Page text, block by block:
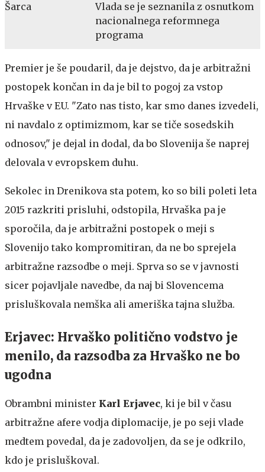
Vlada se je seznanila z osnutkom
nacionalnega reformnega
programa
Premier je še poudaril, da je dejstvo, da je arbitražni
postopek končan in da je bil to pogoj za vstop
Hrvaške v EU. "Zato nas tisto, kar smo danes izvedeli,
ni navdalo z optimizmom, kar se tiče sosedskih
odnosov," je dejal in dodal, da bo Slovenija še naprej
delovala v evropskem duhu.
Sekolec in Drenikova sta potem, ko so bili poleti leta
2015 razkriti prisluhi, odstopila, Hrvaška pa je
sporočila, da je arbitražni postopek o meji s
Slovenijo tako kompromitiran, da ne bo sprejela
arbitražne razsodbe o meji. Sprva so se v javnosti
sicer pojavljale navedbe, da naj bi Slovencema
prisluškovala nemška ali ameriška tajna služba.
Erjavec: Hrvaško politično vodstvo je
menilo, da razsodba za Hrvaško ne bo
ugodna
Obrambni minister Karl Erjavec, ki je bil v času
arbitražne afere vodja diplomacije, je po seji vlade
medtem povedal, da je zadovoljen, da se je odkrilo,
kdo je prisluškoval.